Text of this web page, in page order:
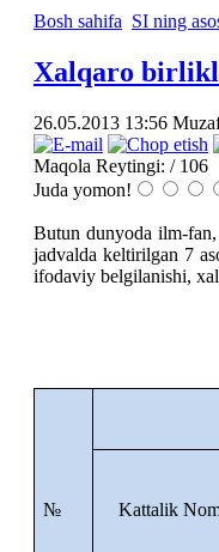
Bosh sahifa SI ning
Xalqaro
26.05.2013 13:56
Maqola Reytingi: / 106
Juda yomon!
Butun dunyoda ilm-
jadvalda keltirilgan 7
ifodaviy belgilanishi,
№ Kattalik